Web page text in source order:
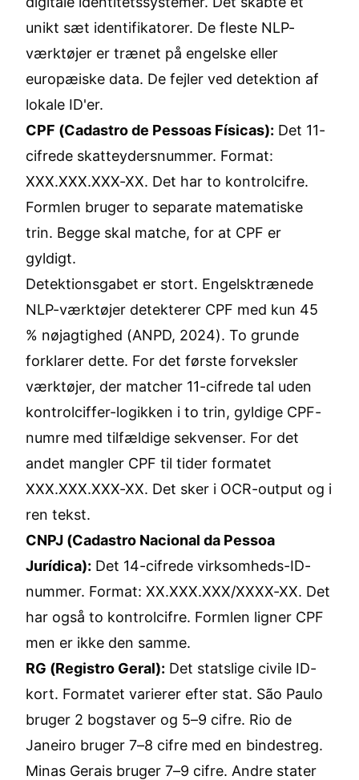
unikt sæt identifikatorer. De fleste NLP-
værktøjer er trænet på engelske eller
europæiske data. De fejler ved detektion af
lokale ID'er.
CPF (Cadastro de Pessoas Físicas): Det 11-
cifrede skatteydersnummer. Format:
XXX.XXX.XXX-XX. Det har to kontrolcifre.
Formlen bruger to separate matematiske
trin. Begge skal matche, for at CPF er
gyldigt.
Detektionsgabet er stort. Engelsktrænede
NLP-værktøjer detekterer CPF med kun 45
% nøjagtighed (ANPD, 2024). To grunde
forklarer dette. For det første forveksler
værktøjer, der matcher 11-cifrede tal uden
kontrolciffer-logikken i to trin, gyldige CPF-
numre med tilfældige sekvenser. For det
andet mangler CPF til tider formatet
XXX.XXX.XXX-XX. Det sker i OCR-output og i
ren tekst.
CNPJ (Cadastro Nacional da Pessoa
Jurídica): Det 14-cifrede virksomheds-ID-
nummer. Format: XX.XXX.XXX/XXXX-XX. Det
har også to kontrolcifre. Formlen ligner CPF
men er ikke den samme.
RG (Registro Geral): Det statslige civile ID-
kort. Formatet varierer efter stat. São Paulo
bruger 2 bogstaver og 5–9 cifre. Rio de
Janeiro bruger 7–8 cifre med en bindestreg.
Minas Gerais bruger 7–9 cifre. Andre stater